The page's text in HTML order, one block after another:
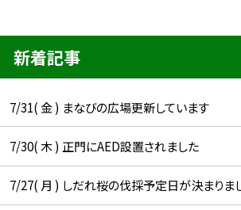
新着記事
7/31( 金 ) まなびの広場更新しています
7/30( 木 ) 正門にAED設置されました
7/27( 月 ) しだれ桜の伐採予定日が決まりま